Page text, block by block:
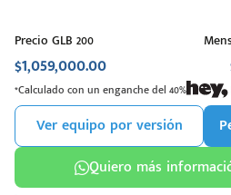
Precio GLB 200
$1,059,000.00
*Calculado con un enganche del 40%
Ver equipo por versión
Quiero más